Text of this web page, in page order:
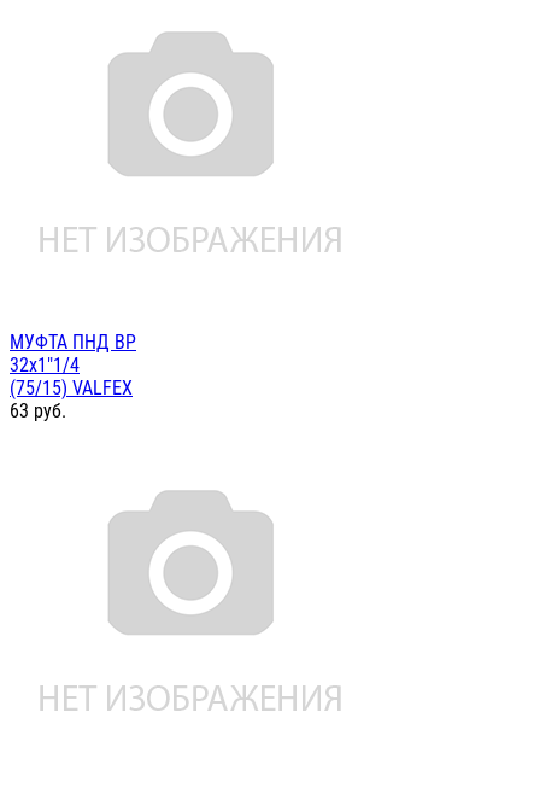
МУФТА ПНД ВР
32х1"1/4
(75/15) VALFEX
63 руб.